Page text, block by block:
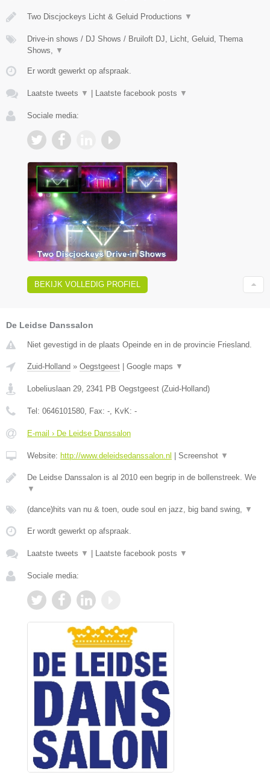
Two Discjockeys Licht & Geluid Productions ▼
Drive-in shows / DJ Shows / Bruiloft DJ, Licht, Geluid, Thema
Shows,
▼
Er wordt gewerkt op afspraak.
Laatste tweets ▼ | Laatste facebook posts ▼
Sociale media:
BEKIJK VOLLEDIG PROFIEL
De Leidse Danssalon
Niet gevestigd in de plaats Opeinde en in de provincie Friesland.
Zuid-Holland » Oegstgeest Google maps ▼
Lobeliuslaan 29, 2341 PB Oegstgeest (Zuid-Holland)
Tel: 0646101580, Fax: -, KvK: -
E-mail › De Leidse Danssalon
Website: http://www.deleidsedanssalon.nl Screenshot ▼
De Leidse Danssalon is al 2010 een begrip in de bollenstreek. We
▼
(dance)hits van nu & toen, oude soul en jazz, big band swing, ▼
Er wordt gewerkt op afspraak.
Laatste tweets ▼ Laatste facebook posts ▼
Sociale media: